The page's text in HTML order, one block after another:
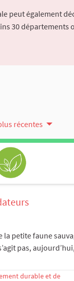
peut également
30
récentes
la petite faune
pas,
durable et de